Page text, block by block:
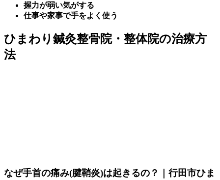
握力が弱い気がする
仕事や家事で手をよく使う
ひまわり鍼灸整骨院・整体院の治療方
法
なぜ手首の痛み(腱鞘炎)は起きるの？｜行田市ひま